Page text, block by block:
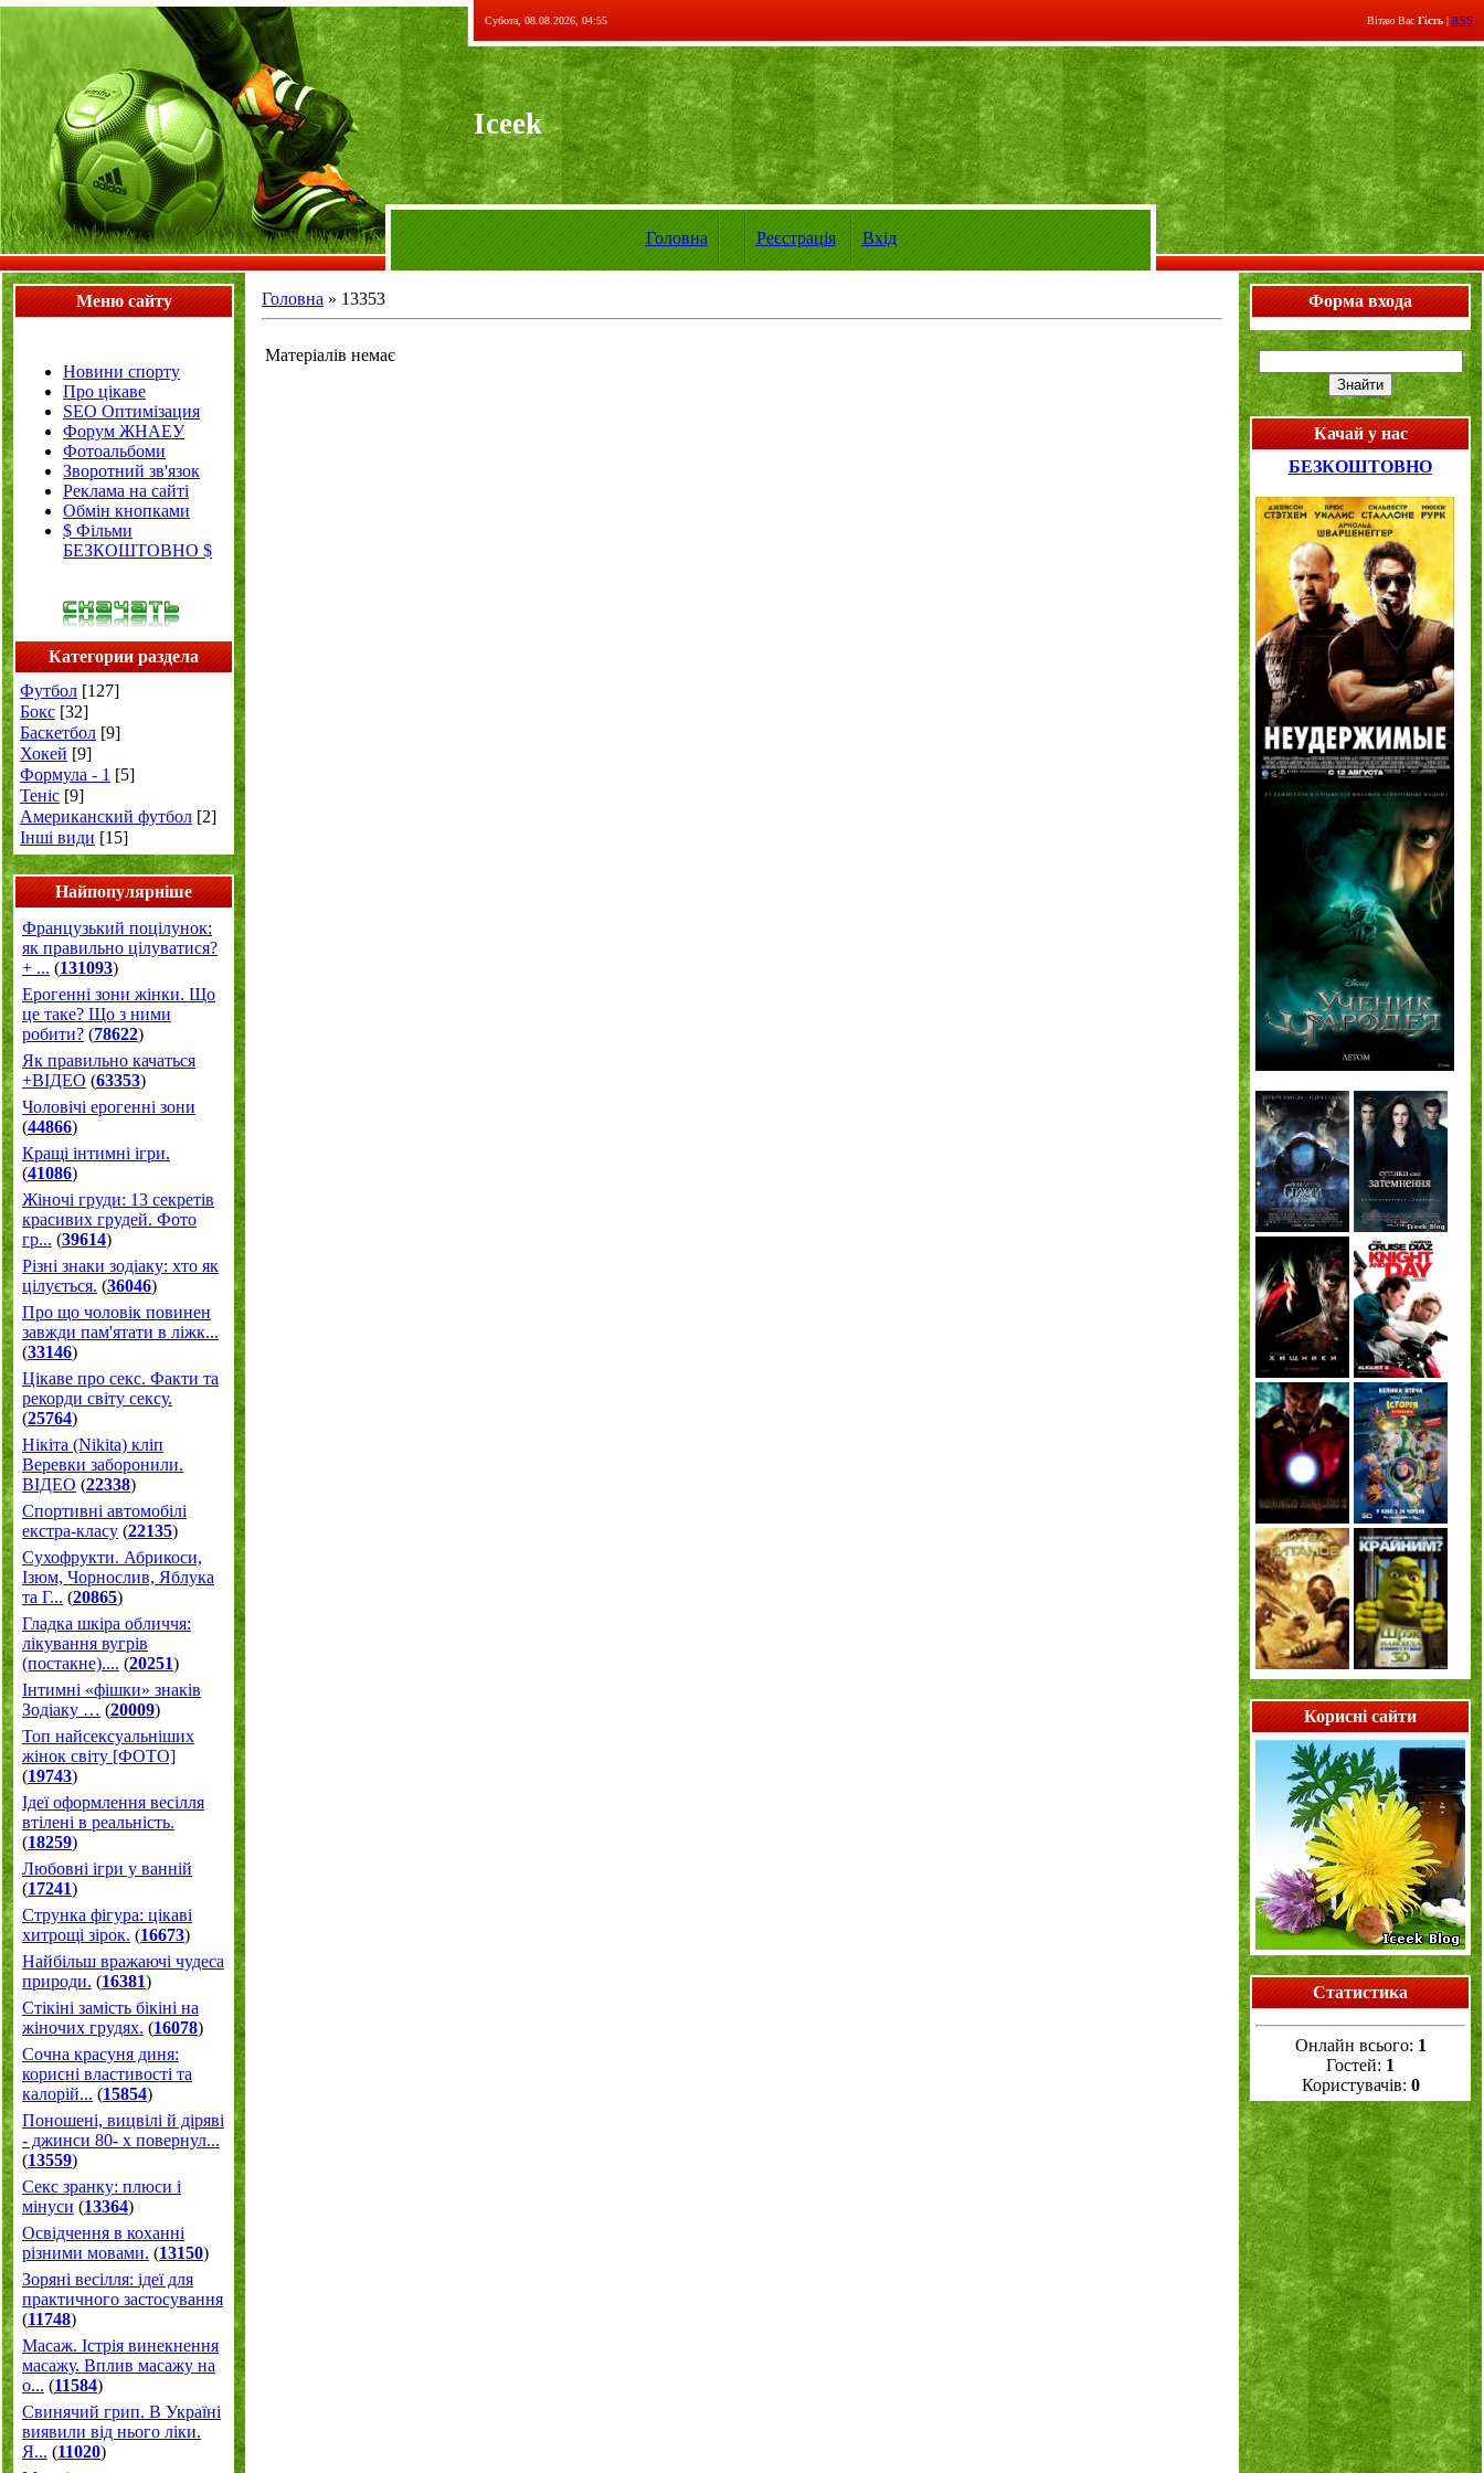
Субота, 08.08.2026, 04:55 Вітаю Вас Гість | RSS
Iceek
Головна Реєстрація Вхід
Меню сайту
Новини спорту
Про цікаве
SEO Оптимізация
Форум ЖНАЕУ
Фотоальбоми
Зворотний зв'язок
Реклама на сайті
Обмін кнопками
$ Фільми
БЕЗКОШТОВНО $
Категории раздела
Футбол [127]
Бокс [32]
Баскетбол [9]
Хокей [9]
Формула - 1 [5]
Теніс [9]
Американский футбол [2]
Інші види [15]
Найпопулярніше
Французький поцілунок:
як правильно цілуватися?
+ ... (131093)
Ерогенні зони жінки. Що
це таке? Що з ними
робити? (78622)
Як правильно качаться
+ВІДЕО (63353)
Чоловічі ерогенні зони
(44866)
Кращі інтимні ігри.
(41086)
Жіночі груди: 13 секретів
красивих грудей. Фото
гр... (39614)
Різні знаки зодіаку: хто як
цілується. (36046)
Про що чоловік повинен
завжди пам'ятати в ліжк...
(33146)
Цікаве про секс. Факти та
рекорди світу сексу.
(25764)
Нікіта (Nikita) кліп
Веревки заборонили.
ВІДЕО (22338)
Спортивні автомобілі
екстра-класу (22135)
Cухофрукти. Абрикоси,
Ізюм, Чорнослив, Яблука
та Г... (20865)
Гладка шкіра обличчя:
лікування вугрів
(постакне).... (20251)
Інтимні «фішки» знаків
Зодіаку … (20009)
Топ найсексуальніших
жінок світу [ФОТО]
(19743)
Ідеї оформлення весілля
втілені в реальність.
(18259)
Любовні ігри у ванній
(17241)
Струнка фігура: цікаві
хитрощі зірок. (16673)
Найбільш вражаючі чудеса
природи. (16381)
Стікіні замість бікіні на
жіночих грудях. (16078)
Сочна красуня диня:
корисні властивості та
калорій... (15854)
Поношені, вицвілі й діряві
- джинси 80- х повернул...
(13559)
Секс зранку: плюси і
мінуси (13364)
Освідчення в коханні
різними мовами. (13150)
Зоряні весілля: ідеї для
практичного застосування
(11748)
Масаж. Істрія винекнення
масажу. Вплив масажу на
о... (11584)
Свинячий грип. В Україні
виявили від нього ліки.
Я... (11020)
Головна » 13353
Матеріалів немає
Форма входа
Качай у нас
БЕЗКОШТОВНО
Корисні сайти
Статистика
Онлайн всього: 1
Гостей: 1
Користувачів: 0